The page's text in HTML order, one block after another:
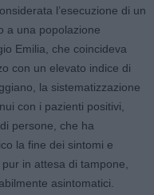
l’esecuzione di un
a una popolazione
Emilia, che coincideva
con un elevato indice di
la sistematizzazione
con i pazienti positivi,
persone, che ha
la fine dei sintomi e
in attesa di tampone,
asintomatici.